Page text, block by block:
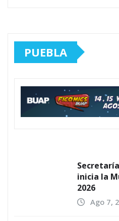
PUEBLA
inicia la
2026
Ago 7,